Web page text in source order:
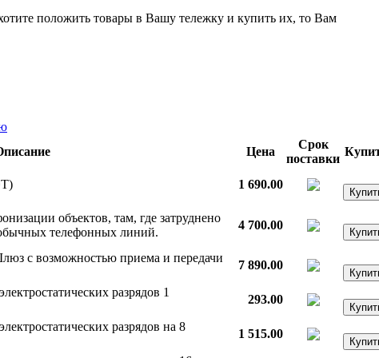
положить товары в Вашу тележку и купить их, то Вам
Цена
Срок
поставки
1 690.00
объектов, там, где затруднено
телефонных линий.
4 700.00
с возможностью приема и передачи
7 890.00
разрядов 1
293.00
разрядов на 8
1 515.00